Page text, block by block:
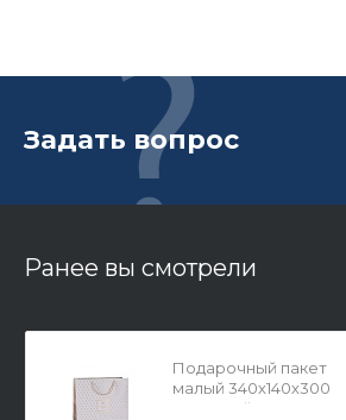
Задать вопрос
Ранее вы смотрели
Подарочный пакет
малый 340х140х300
мм Белый арт.